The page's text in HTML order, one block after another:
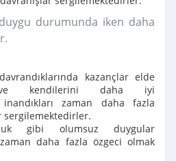
durumunda iken daha
kazançlar elde
ve kendilerini daha iyi
inandıkları zaman daha fazla
sergilemektedirler.
gibi olumsuz duygular
daha fazla özgeci olmak